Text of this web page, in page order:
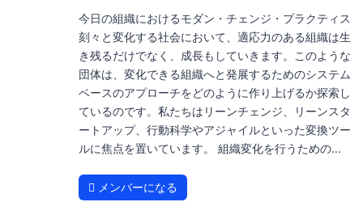
今日の組織におけるモダン・チェンジ・プラクティス
刻々と変化する社会において、適応力のある組織は生
き残るだけでなく、成長もしていきます。このような
団体は、変化できる組織へと発展するためのシステム
ベースのアプローチをどのように作り上げるか探索し
ているのです。私たちはリーンチェンジ、リーンスタ
ートアップ、行動科学やアジャイルといった変換ツー
ルに焦点を置いています。 組織変化を行うための...
メンバーになる